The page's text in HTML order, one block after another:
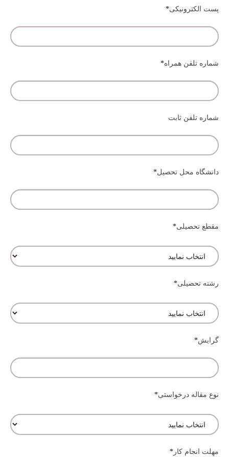
پست الکترونیکی*
شماره تلفن همراه*
شماره تلفن ثابت
دانشگاه محل تحصیل*
مقطع تحصیلی*
رشته تحصیلی*
گرایش*
نوع مقاله درخواستی*
مهلت انجام کار *